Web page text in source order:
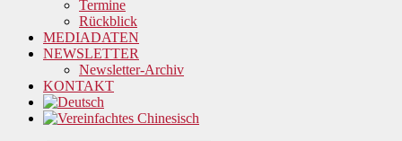
Termine
Rückblick
MEDIADATEN
NEWSLETTER
Newsletter-Archiv
KONTAKT